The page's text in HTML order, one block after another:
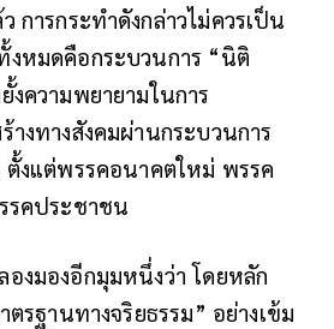
การกระทำดังกล่าวไม่ควรเป็น
หมดคือกระบวนการ “นิติ
งความพยายามในการ
างทางสังคมผ่านกระบวนการ
ตั้งแต่พรรคอนาคตใหม่ พรรค
รคประชาชน
องมองอีกมุมหนึ่งว่า โดยหลัก
ตรฐานทางจริยธรรม” อย่างเข้ม